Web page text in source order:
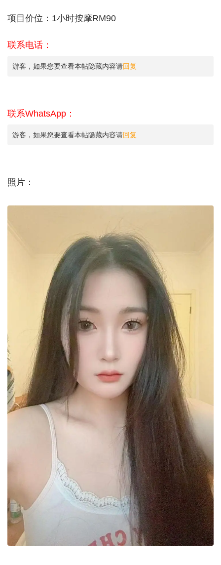
项目价位：1小时按摩RM90
联系电话：
游客，如果您要查看本帖隐藏内容请回复
联系WhatsApp：
游客，如果您要查看本帖隐藏内容请回复
照片：